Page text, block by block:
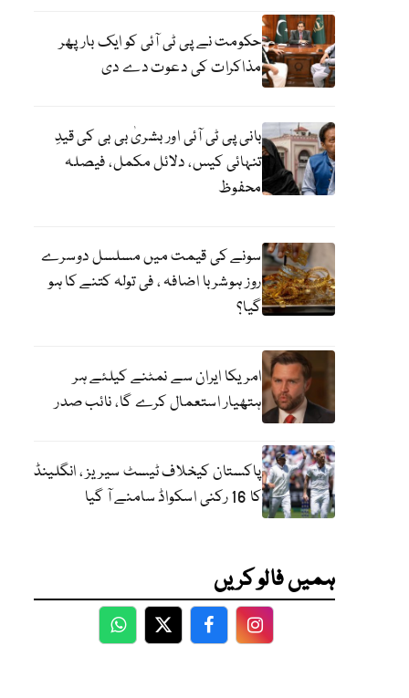
حکومت نے پی ٹی آئی کو ایک بارپھر
مذاکرات کی دعوت دے دی
بانی پی ٹی آئی اور بشریٰ بی بی کی قیدِ
تنہائی کیس، دلائل مکمل، فیصلہ
محفوظ
سونے کی قیمت میں مسلسل دوسرے
روز ہوشربا اضافہ ، فی تولہ کتنے کا ہو
گیا؟
امریکا ایران سے نمٹنے کیلئے ہر
ہتھیار استعمال کرے گا، نائب صدر
پاکستان کیخلاف ٹیسٹ سیریز ، انگلینڈ
کا 16 رکنی اسکواڈ سامنے آ گیا
ہمیں فالو کریں
WhatsApp
TwitterFacebookFacebook